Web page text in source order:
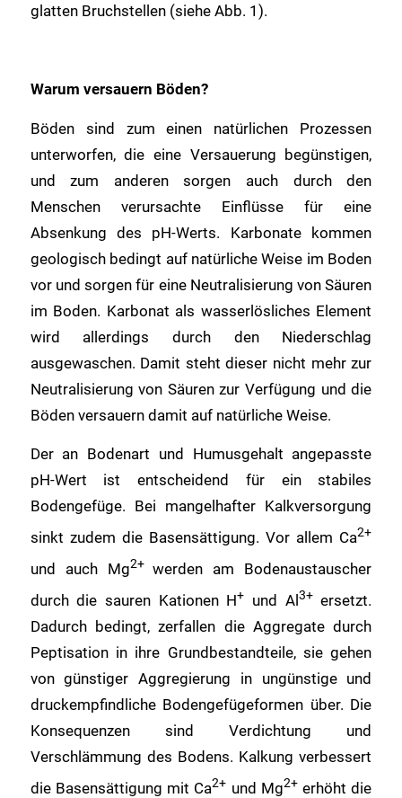
glatten Bruchstellen (siehe Abb. 1).
Warum versauern Böden?
Böden sind zum einen natürlichen Prozessen
unterworfen, die eine Versauerung begünstigen,
und zum anderen sorgen auch durch den
Menschen verursachte Einflüsse für eine
Absenkung des pH-Werts. Karbonate kommen
geologisch bedingt auf natürliche Weise im Boden
vor und sorgen für eine Neutralisierung von Säuren
im Boden. Karbonat als wasserlösliches Element
wird allerdings durch den Niederschlag
ausgewaschen. Damit steht dieser nicht mehr zur
Neutralisierung von Säuren zur Verfügung und die
Böden versauern damit auf natürliche Weise.
Der an Bodenart und Humusgehalt angepasste
pH-Wert ist entscheidend für ein stabiles
Bodengefüge. Bei mangelhafter Kalkversorgung
sinkt zudem die Basensättigung. Vor allem Ca2+
und auch Mg2+werden am Bodenaustauscher
durch die sauren Kationen H+ und Al3+ersetzt.
Dadurch bedingt, zerfallen die Aggregate durch
Peptisation in ihre Grundbestandteile, sie gehen
von günstiger Aggregierung in ungünstige und
druckempfindliche Bodengefügeformen über. Die
Konsequenzen sind Verdichtung und
Verschlämmung des Bodens. Kalkung verbessert
die Basensättigung mit Ca2+ und Mg2+erhöht die